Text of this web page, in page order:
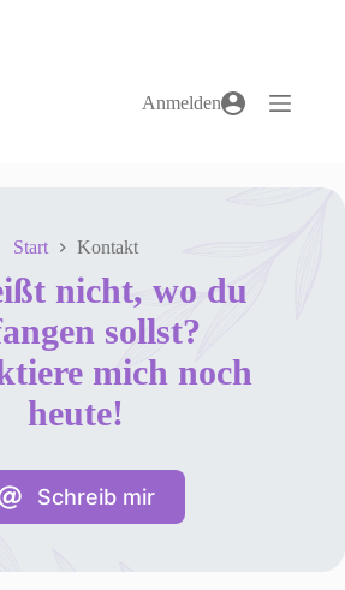
Anmelden
Start Kontakt
nicht, wo du
sollst?
mich noch
heute!
Schreib mir